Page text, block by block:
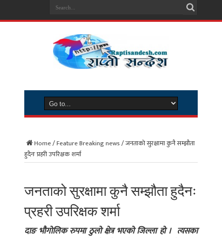
Home/Feature Breaking news/जनताको सुरक्षामा कुनै सम्झौता
हुदैनः प्रहरी उपरिक्षक शर्मा
जनताको सुरक्षामा कुनै सम्झौता हुदैनः
प्रहरी उपरिक्षक शर्मा
दाङ भौगोलिक रुपमा ठुलो क्षेत्र भएको जिल्ला हो । त्यसका